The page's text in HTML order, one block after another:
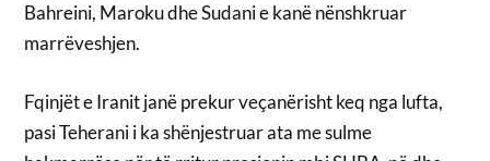
Bahreini, Maroku dhe Sudani e kanë nënshkruar
marrëveshjen.
Fqinjët e Iranit janë prekur veçanërisht keq nga lufta,
pasi Teherani i ka shënjestruar ata me sulme